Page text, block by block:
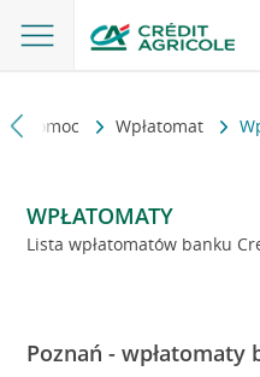
i pomoc Wpłatomat
WPŁATOMATY
Lista wpłatomatów banku
Poznań - wpłatomaty